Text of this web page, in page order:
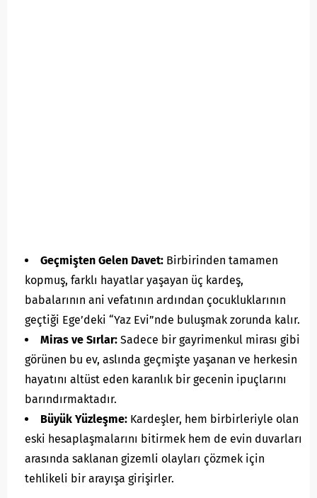
Geçmişten Gelen Davet: Birbirinden tamamen
kopmuş, farklı hayatlar yaşayan üç kardeş,
babalarının ani vefatının ardından çocukluklarının
geçtiği Ege’deki “Yaz Evi”nde buluşmak zorunda kalır.
Miras ve Sırlar: Sadece bir gayrimenkul mirası gibi
görünen bu ev, aslında geçmişte yaşanan ve herkesin
hayatını altüst eden karanlık bir gecenin ipuçlarını
barındırmaktadır.
Büyük Yüzleşme: Kardeşler, hem birbirleriyle olan
eski hesaplaşmalarını bitirmek hem de evin duvarları
arasında saklanan gizemli olayları çözmek için
tehlikeli bir arayışa girişirler.